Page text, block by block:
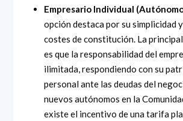
Empresario Individual
opción destaca por su simplicidad
costes de constitución. La
es que la responsabilidad del
ilimitada, respondiendo con su
personal ante las deudas del
nuevos autónomos en la
existe el incentivo de una tarifa